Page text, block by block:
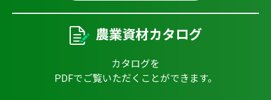
農業資材カタログ
カタログを
PDFでご覧いただくことができます。